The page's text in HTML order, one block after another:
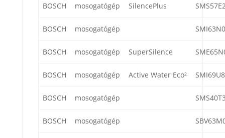
BOSCH mosogatógép SilencePlus
BOSCH mosogatógép
BOSCH mosogatógép SuperSilence
BOSCH mosogatógép Active Water Eco²
BOSCH mosogatógép
BOSCH mosogatógép